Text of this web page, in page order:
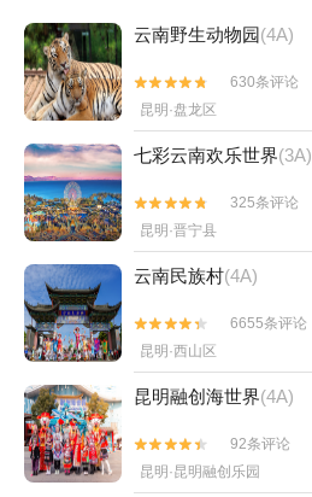
云南野生动物园(4A)


630条评论
昆明·盘龙区
七彩云南欢乐世界(3A)


325条评论
昆明·晋宁县
云南民族村(4A)


6655条评论
昆明·西山区
昆明融创海世界(4A)


92条评论
昆明·昆明融创乐园